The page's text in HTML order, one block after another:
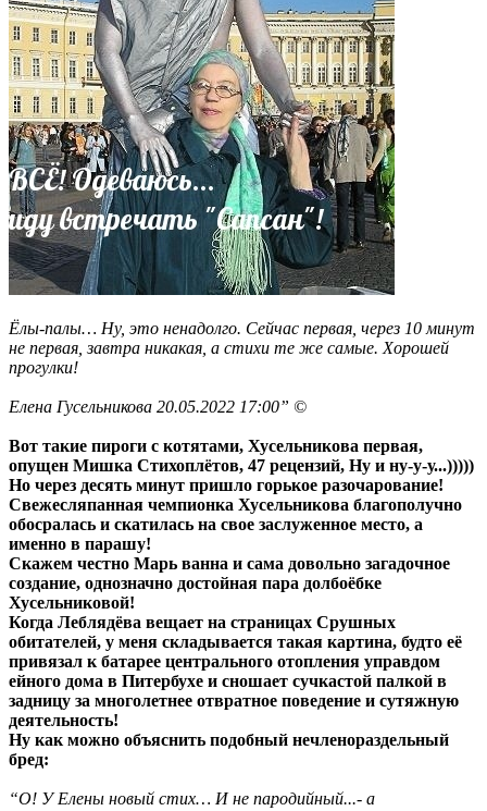
Ёлы-палы… Ну, это ненадолго. Сейчас первая, через 10 минут
не первая, завтра никакая, а стихи те же самые. Хорошей
прогулки!
Елена Гусельникова 20.05.2022 17:00” ©
Вот такие пироги с котятами, Хусельникова первая,
опущен Мишка Стихоплётов, 47 рецензий, Ну и ну-у-у...)))))
Но через десять минут пришло горькое разочарование!
Свежесляпанная чемпионка Хусельникова благополучно
обосралась и скатилась на свое заслуженное место, а
именно в парашу!
Скажем честно Марь ванна и сама довольно загадочное
создание, однозначно достойная пара долбоёбке
Хусельниковой!
Когда Леблядёва вещает на страницах Срушных
обитателей, у меня складывается такая картина, будто её
привязал к батарее центрального отопления управдом
ейного дома в Питербухе и сношает сучкастой палкой в
задницу за многолетнее отвратное поведение и сутяжную
деятельность!
Ну как можно объяснить подобный нечленораздельный
бред:
“О! У Елены новый стих… И не пародийный...- а